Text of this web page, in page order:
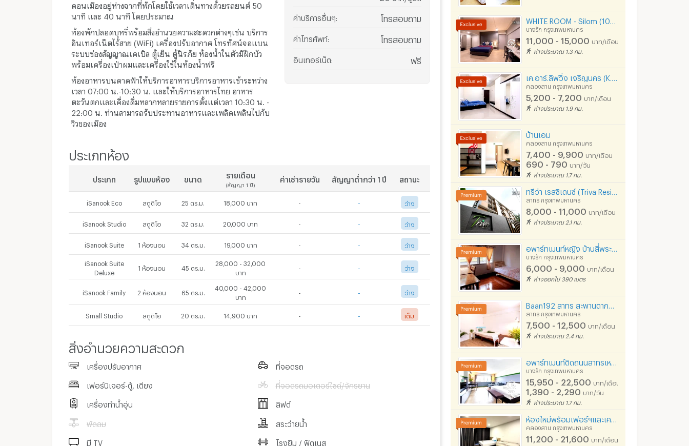
ดอนเมืองอยู่ห่างจากที่พักโดยใช้เวลาเดินทางด้วยรถยนต์ 50
นาที และ 40 นาที โดยประมาณ
ห้องพักปลอดบุหรี่พร้อมสิ่งอำนวยความสะดวกต่างๆเช่น บริการ
อินเทอร์เน็ตไร้สาย (WiFi) เครื่องปรับอากาศ โทรทัศน์จอแบน
ระบบช่องสัญญาณเคเบิล ตู้เย็น ตู้นิรภัย ห้องน้ำในตัวมีฝักบัว
พร้อมเครื่องเป่าผมและเครื่องใช้ในห้องน้ำฟรี
ห้องอาหารบนดาดฟ้าให้บริการอาหารบริการอาหารเช้าระหว่าง
เวลา 07:00 น.-10:30 น. และให้บริการอาหารไทย อาหาร
ตะวันตกและเคื่องดื่มหลากหลายรายการตั้งแต่เวลา 10:30 น. -
22:00 น. ท่านสามารถรับประทานอาหารและเพลิดเพลินไปกับ
วิวของเมือง
ค่าบริการอื่นๆ โทรสอบถาม
ค่าโทรศัพท์: โทรสอบถาม
อินเทอร์เน็ต ฟรี
ประเภทห้อง
ประเภท รูปแบบห้อง ขนาด
รายเดือน
(สัญญา 1 ปี)
ค่าเช่ารายวัน สัญญาต่ำกว่า 1 ปี สถานะ
iSanook Eco สตูดิโอ 25 ตร.ม. 18,000 บาท ว่าง
iSanook Studio สตูดิโอ 32 ตร.ม. 20,000 บาท ว่าง
iSanook Suite 1 ห้องนอน 34 ตร.ม. 19,000 บาท ว่าง
iSanook Suite
Deluxe
1 ห้องนอน 45 ตร.ม.
28,000 - 32,000
บาท
ว่าง
iSanook Family 2 ห้องนอน 65 ตร.ม.
40,000 - 42,000
บาท
ว่าง
Small Studio สตูดิโอ 20 ตร.ม. 14,900 บาท เต็ม
สิ่งอำนวยความสะดวก
เครื่องปรับอากาศ
เฟอร์นิเจอร์-ตู้, เตียง
เครื่องทำน้ำอุ่น
พัดลม
มี TV
ที่จอดรถ
ที่จอดรถมอเตอร์ไซด์/จักรยาน
ลิฟต์
สระว่ายน้ำ
โรงยิม / ฟิตเนส
บางรัก กรุงเทพมหานคร
11,000 - 15,000 บาท/เดือน
ห่างประมาณ 1.3 กม.
คลองสาน กรุงเทพมหานคร
5,200 - 7,200 บาท/เดือน
ห่างประมาณ 1.9 กม.
บ้านเอม
คลองสาน กรุงเทพมหานคร
7,400 - 9,900 บาท/เดือน
690 - 790 บาท/วัน
ห่างประมาณ 1.7 กม.
สาทร กรุงเทพมหานคร
8,000 - 11,000 บาท/เดือน
ห่างประมาณ 2.1 กม.
บางรัก กรุงเทพมหานคร
6,000 - 9,000 บาท/เดือน
ห่างออกไป 390 เมตร
สาทร กรุงเทพมหานคร
7,500 - 12,500 บาท/เดือน
ห่างประมาณ 2.4 กม.
บางรัก กรุงเทพมหานคร
15,950 - 22,500 บาท/เดือน
1,390 - 2,290 บาท/วัน
ห่างประมาณ 1.7 กม.
คลองสาน กรุงเทพมหานคร
11,200 - 21,600 บาท/เดือน